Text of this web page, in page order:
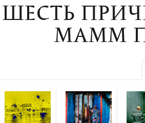
ШЕСТЬ
МАММ